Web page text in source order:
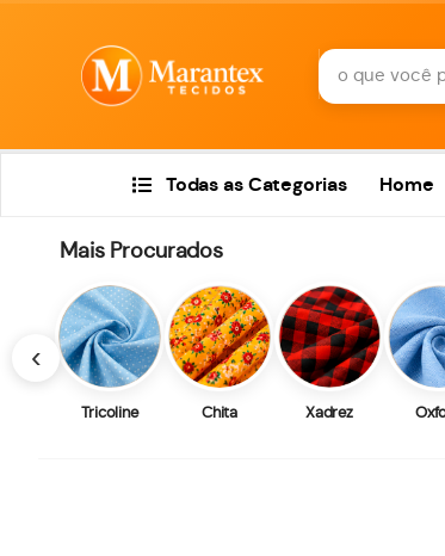
Todas as Categorias Home
‹
Mais Procurados
Tricoline Chita Xadrez